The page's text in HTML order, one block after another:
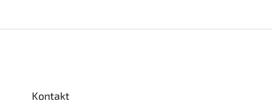
Kontakt